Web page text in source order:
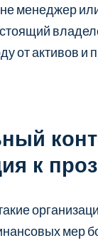
менеджер
от активов и
к
мер